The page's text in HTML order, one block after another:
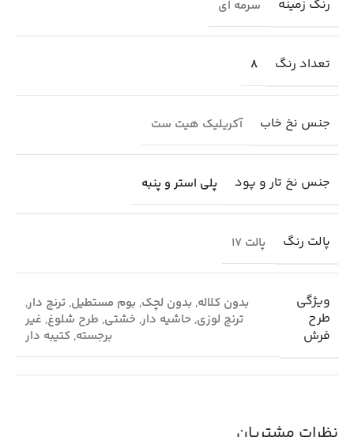
رنگ زمینه سرمه ای
تعداد رنگ 8
جنس نخ خاب آکریلیک هیت ست
جنس نخ تار و پود پلی استر و پنبه
پالت رنگ پالت 17
ویژگی
طرح
فرش
بدون کلاله, بدون لچک, بوم مستطیل, ترنج دار,
ترنج لوزی, حاشیه دار, خشتی, طرح شلوغ, غیر
برجسته, کتیبه دار